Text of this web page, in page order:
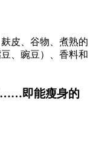
皮、谷物、煮熟的
、豌豆）、香料和
……即能瘦身的